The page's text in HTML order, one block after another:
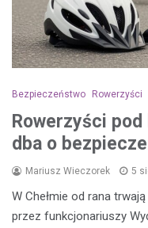
Bezpieczeństwo Rowerzyści
Rowerzyści
dba o
Mariusz Wieczorek 5
W Chełmie od rana
przez funkcjonariuszy